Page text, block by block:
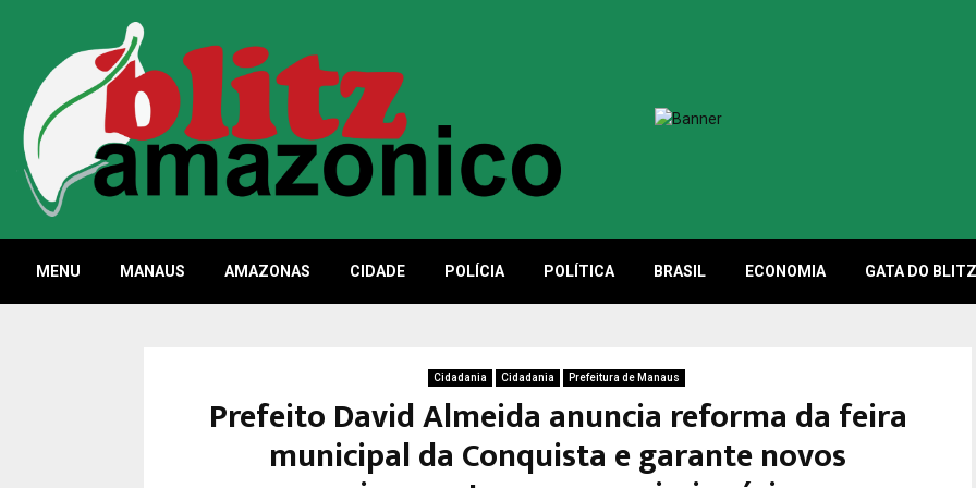
MENU MANAUS AMAZONAS CIDADE POLÍCIA POLÍTICA BRASIL ECONOMIA GATA DO BLITZ
Cidadania Cidadania Prefeitura de Manaus
Prefeito David Almeida anuncia reforma da feira
municipal da Conquista e garante novos